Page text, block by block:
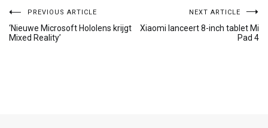
Bericht
navigatie
PREVIOUS ARTICLE
‘Nieuwe Microsoft Hololens krijgt
Mixed Reality’
NEXT ARTICLE
Xiaomi lanceert 8-inch tablet Mi
Pad 4